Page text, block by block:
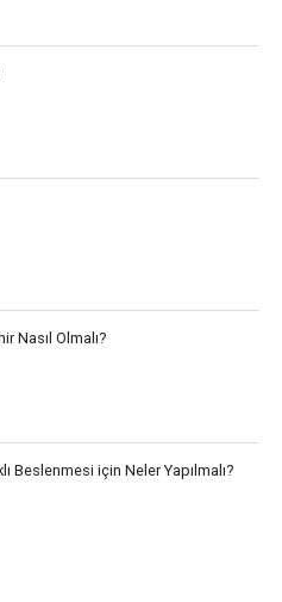
Nasıl Olmalı?
Beslenmesi için Neler Yapılmalı?